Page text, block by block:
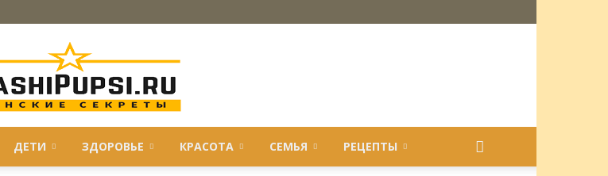
ДЕТИ ЗДОРОВЬЕ КРАСОТА СЕМЬЯ РЕЦЕПТЫ